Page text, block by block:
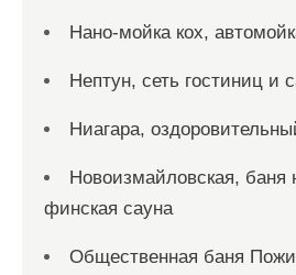
Нано-мойка кох,
Нептун, сеть гостиниц и
Ниагара,
Новоизмайловская, баня
финская сауна
Общественная баня